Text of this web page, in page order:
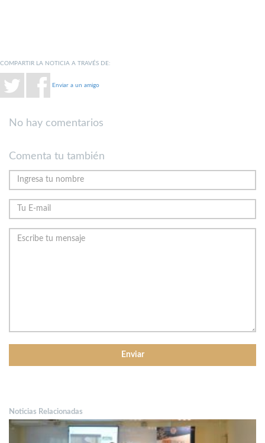
COMPARTIR LA NOTICIA A TRAVÉS DE:
Enviar a un amigo
No hay comentarios
Comenta tu también
Noticias Relacionadas